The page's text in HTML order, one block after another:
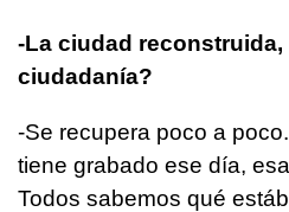
-La ciudad
ciudadanía?
-Se recupera poco a
tiene grabado ese día,
Todos sabemos qué